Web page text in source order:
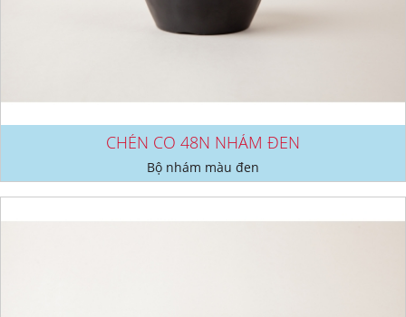
CHÉN CO 48N NHÁM ĐEN
Bộ nhám màu đen